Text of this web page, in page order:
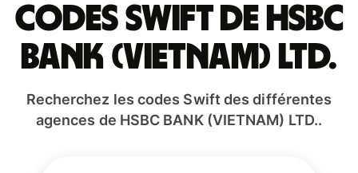
Codes Swift de HSBC
BANK (VIETNAM) LTD.
Recherchez les codes Swift des différentes
agences de HSBC BANK (VIETNAM) LTD..